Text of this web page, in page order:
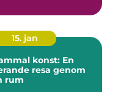
15. jan
konst: En
resa genom
rum